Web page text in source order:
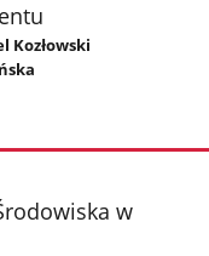
Kozłowski
w